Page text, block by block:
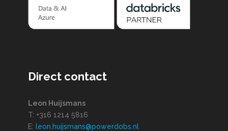
Direct contact
Leon Huijsmans
T: +316 1214 5816
E: leon.huijsmans@powerdobs.nl